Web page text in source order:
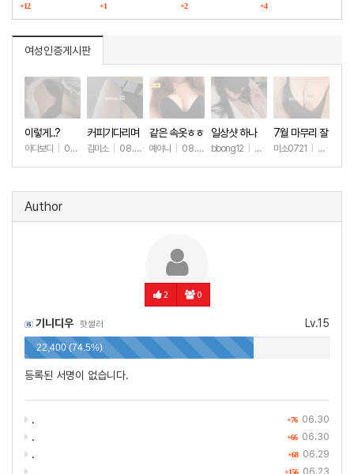
구매했습니다
+12
다
+1 +2
마그라
+4
여성인증게시판
이렇게..?
아다보디 08.09 +30
커피기다리며
(안야함)
김미소 08.08 +119
같은 속옷ㅎㅎ
예이니 08.04 +81
일상샷 하나
bbong12 07.31+91
7월 마무리 잘
하세요🫶
미소0721 07.31
Author
2 0
Lv.15
기니디우 핫썰러
22,400 (74.5%)
등록된 서명이 없습니다.
+76 06.30
.
+66 06.30
.
+68 06.29
.
+156 06.23